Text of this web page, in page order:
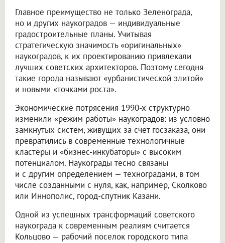
Главное преимущество не только Зеленограда,
но и других наукоградов — индивидуальные
градостроительные планы. Учитывая
стратегическую значимость «оригинальных»
наукоградов, к их проектированию привлекали
лучших советских архитекторов. Поэтому сегодня
такие города называют «урбанистической элитой»
и новыми «точками роста».
Экономические потрясения 1990-х структурно
изменили «режим работы» наукоградов: из условно
замкнутых систем, живущих за счет госзаказа, они
превратились в современные технологичные
кластеры и «бизнес-инкубаторы» с высоким
потенциалом. Наукограды тесно связаны
и с другим определением — техноградами, в том
числе созданными с нуля, как, например, Сколково
или Иннополис, город-спутник Казани.
Одной из успешных трансформаций советского
наукограда к современным реалиям считается
Кольцово — рабочий поселок городского типа